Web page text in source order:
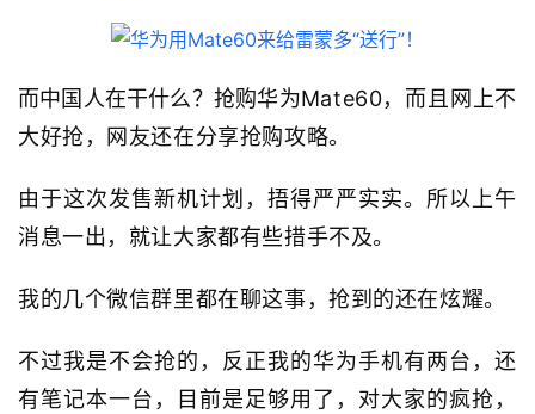
而中国人在干什么？抢购华为Mate60，而且网上不
大好抢，网友还在分享抢购攻略。
由于这次发售新机计划，捂得严严实实。所以上午
消息一出，就让大家都有些措手不及。
我的几个微信群里都在聊这事，抢到的还在炫耀。
不过我是不会抢的，反正我的华为手机有两台，还
有笔记本一台，目前是足够用了，对大家的疯抢，